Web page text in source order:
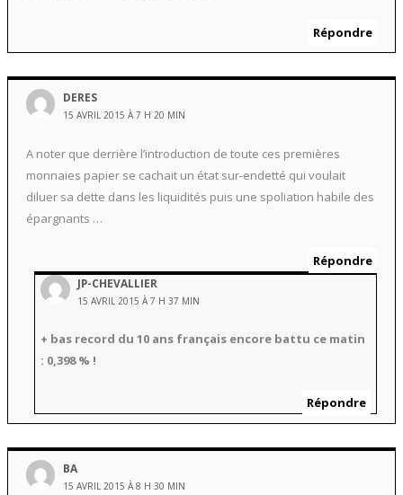
Répondre
DERES
15 AVRIL 2015 À 7 H 20 MIN
A noter que derrière l’introduction de toute ces premières
monnaies papier se cachait un état sur-endetté qui voulait
diluer sa dette dans les liquidités puis une spoliation habile des
épargnants …
Répondre
JP-CHEVALLIER
15 AVRIL 2015 À 7 H 37 MIN
+ bas record du 10 ans français encore battu ce matin
: 0,398 % !
Répondre
BA
15 AVRIL 2015 À 8 H 30 MIN